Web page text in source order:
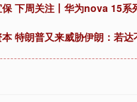
下周关注丨华为nova 15系
特朗普又来威胁伊朗：若